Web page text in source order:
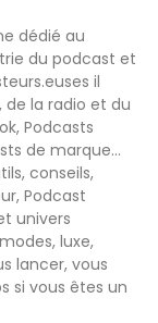
dédié au
du podcast et
il
de la radio et du
Podcasts
de marque…
conseils,
Podcast
univers
luxe,
lancer, vous
si vous êtes un